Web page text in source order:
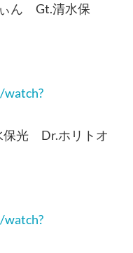
ん Gt.清水保
光 Dr.ホリトオ